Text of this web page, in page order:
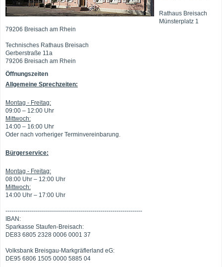
Rathaus Breisach
Münsterplatz 1
79206 Breisach am Rhein
Technisches Rathaus Breisach
Gerberstraße 11a
79206 Breisach am Rhein
Öffnungszeiten
Allgemeine Sprechzeiten:
Montag - Freitag:
09:00 – 12:00 Uhr
Mittwoch:
14:00 – 16:00 Uhr
Oder nach vorheriger Terminvereinbarung.
Bürgerservice:
Montag - Freitag:
08:00 Uhr – 12:00 Uhr
Mittwoch:
14:00 Uhr – 17:00 Uhr
---------------------------------------------------------------------
IBAN:
Sparkasse Staufen-Breisach:
DE83 6805 2328 0006 0001 37
Volksbank Breisgau-Markgräflerland eG:
DE95 6806 1505 0000 5885 04